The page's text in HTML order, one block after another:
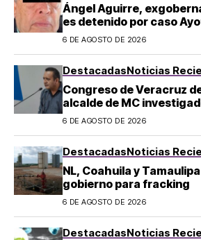
Ángel Aguirre,
es detenido por caso
acusan de ocultar
6 DE AGOSTO DE 2026
DestacadasNoticias
Congreso de Veracruz
alcalde de MC
de la periodista Roxana
6 DE AGOSTO DE 2026
DestacadasNoticias
NL, Coahuila y
gobierno para fracking
6 DE AGOSTO DE 2026
DestacadasNoticias